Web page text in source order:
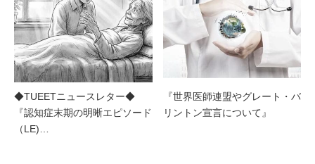
◆TUEETニュースレター◆
『認知症末期の明晰エピソード
（LE)…
『世界医師連盟やグレート・バ
リントン宣言について』